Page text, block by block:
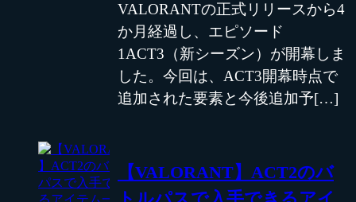
VALORANTの正式リリースから4
か月経過し、エピソード
1ACT3（新シーズン）が開幕しま
した。今回は、ACT3開幕時点で
追加された要素と今後追加予[…]
【VALORANT】ACT2のバ